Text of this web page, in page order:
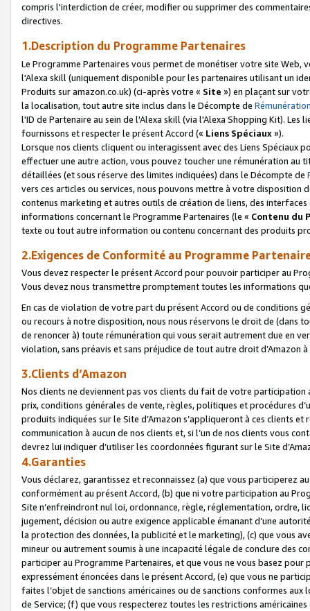
compris l'interdiction de créer, modifier ou supprimer des
directives.
1.Description du Programme Partenaires
Le Programme Partenaires vous permet de monétiser votre site Web,
l'Alexa skill (uniquement disponible pour les partenaires utilisant un
Produits sur amazon.co.uk) (ci-après votre « Site ») en plaçant sur
la localisation, tout autre site inclus dans le Décompte de
l'ID de Partenaire au sein de l'Alexa skill (via l'Alexa Shopping Kit).
fournissons et respecter le présent Accord (« Liens Spéciaux»).
Lorsque nos clients cliquent ou interagissent avec des Liens Spéciaux
effectuer une autre action, vous pouvez toucher une rémunération
détaillées (et sous réserve des limites indiquées) dans le Décompte de
vers ces articles ou services, nous pouvons mettre à votre disposition
contenus marketing et autres outils de création de liens, des
informations concernant le Programme Partenaires (le « Contenu du
texte ou tout autre information ou contenu concernant des produits
2.Exigences de Conformité au Programme
Vous devez respecter le présent Accord pour pouvoir participer au
Vous devez nous transmettre promptement toutes les informations
En cas de violation de votre part du présent Accord ou de conditions
ou recours à notre disposition, nous nous réservons le droit de (dans
de renoncer à) toute rémunération qui vous serait autrement due en
violation, sans préavis et sans préjudice de tout autre droit
3.Clients d’Amazon
Nos clients ne deviennent pas vos clients du fait de votre
prix, conditions générales de vente, règles, politiques et procédures
produits indiquées sur le Site d’Amazon s’appliqueront à ces clients
communication à aucun de nos clients et, si l’un de nos clients vous
devrez lui indiquer d’utiliser les coordonnées figurant sur le Site
4.Garanties
Vous déclarez, garantissez et reconnaissez (a) que vous participerez
conformément au présent Accord, (b) que ni votre participation au
Site n’enfreindront nul loi, ordonnance, règle, réglementation, ordre,
jugement, décision ou autre exigence applicable émanant d’une
la protection des données, la publicité et le marketing), (c) que vous
mineur ou autrement soumis à une incapacité légale de conclure des
participer au Programme Partenaires, et que vous ne vous basez
expressément énoncées dans le présent Accord, (e) que vous ne
faites l’objet de sanctions américaines ou de sanctions conformes
de Service; (f) que vous respecterez toutes les restrictions